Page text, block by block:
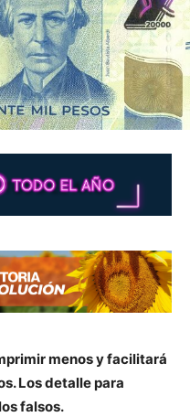
menos y facilitará
Los detalle para
falsos.